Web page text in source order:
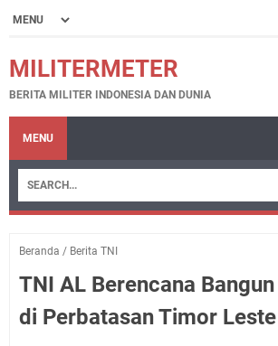
MILITERMETER
BERITA MILITER INDONESIA DAN DUNIA
MENU
Beranda / Berita TNI
TNI AL Berencana
di Perbatasan Timor Leste